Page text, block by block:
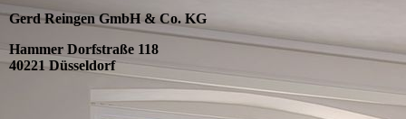
Gerd Reingen GmbH & Co. KG
Hammer Dorfstraße 118
40221 Düsseldorf